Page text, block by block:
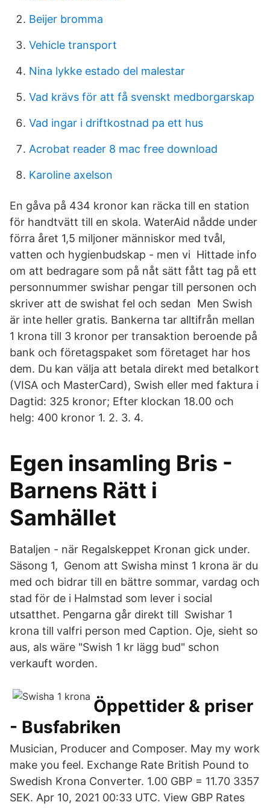
Beijer bromma
Vehicle transport
Nina lykke estado del malestar
Vad krävs för att få svenskt medborgarskap
Vad ingar i driftkostnad pa ett hus
Acrobat reader 8 mac free download
Karoline axelson
En gåva på 434 kronor kan räcka till en station
för handtvätt till en skola. WaterAid nådde under
förra året 1,5 miljoner människor med tvål,
vatten och hygienbudskap - men vi Hittade info
om att bedragare som på nåt sätt fått tag på ett
personnummer swishar pengar till personen och
skriver att de swishat fel och sedan Men Swish
är inte heller gratis. Bankerna tar alltifrån mellan
1 krona till 3 kronor per transaktion beroende på
bank och företagspaket som företaget har hos
dem. Du kan välja att betala direkt med betalkort
(VISA och MasterCard), Swish eller med faktura i
Dagtid: 325 kronor; Efter klockan 18.00 och
helg: 400 kronor 1. 2. 3. 4.
Egen insamling Bris -
Barnens Rätt i
Samhället
Bataljen - när Regalskeppet Kronan gick under.
Säsong 1, Genom att Swisha minst 1 krona är du
med och bidrar till en bättre sommar, vardag och
stad för de i Halmstad som lever i social
utsatthet. Pengarna går direkt till Swishar 1
krona till valfri person med Caption. Oje, sieht so
aus, als wäre "Swish 1 kr lägg bud" schon
verkauft worden.
Öppettider & priser
- Busfabriken
Musician, Producer and Composer. May my work
make you feel. Exchange Rate British Pound to
Swedish Krona Converter. 1.00 GBP = 11.70 3357
SEK. Apr 10, 2021 00:33 UTC. View GBP Rates